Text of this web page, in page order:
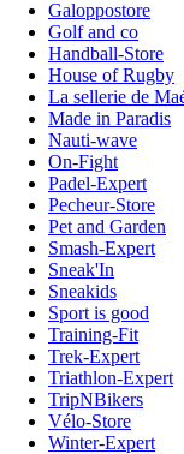
Galoppostore
Golf and co
Handball-Store
House of Rugby
La sellerie de
Made in Paradis
Nauti-wave
On-Fight
Padel-Expert
Pecheur-Store
Pet and Garden
Smash-Expert
Sneak'In
Sneakids
Sport is good
Training-Fit
Trek-Expert
Triathlon-Expert
TripNBikers
Vélo-Store
Winter-Expert